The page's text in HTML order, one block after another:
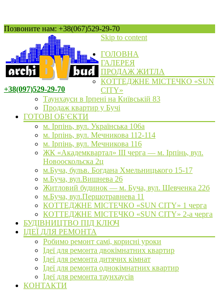
Позвоните нам: +38(067)529-29-70
+38(097)529-29-70
Skip to content
ГОЛОВНА
ГАЛЕРЕЯ
ПРОДАЖ ЖИТЛА
КОТТЕДЖНЕ МІСТЕЧКО «SUN
CITY»
Таунхауси в Ірпені на Київській 83
Продаж квартир у Бучі
ГОТОВІ ОБ’ЄКТИ
м. Ірпінь, вул. Українська 106а
м. Ірпінь, вул. Мечникова 112-114
м. Ірпінь, вул. Мечникова 116
ЖК «Академквартал» III черга — м. Ірпінь, вул.
Новооскольска 2ц
м.Буча, бульв. Богдана Хмельницького 15-17
м.Буча, вул.Вишнева 26
Житловий будинок — м. Буча, вул. Шевченка 22б
м.Буча, вул.Першотравнева 11
КОТТЕДЖНЕ МІСТЕЧКО «SUN CITY» 1 черга
КОТТЕДЖНЕ МІСТЕЧКО «SUN CITY» 2-а черга
БУДІВНИЦТВО ПІД КЛЮЧ
ІДЕЇ ДЛЯ РЕМОНТА
Робимо ремонт самі, корисні уроки
Ідеї для ремонта двокімнатних квартир
Ідеї для ремонта дитячих кімнат
Ідеї для ремонта однокімнатних квартир
Ідеї для ремонта таунхаусів
КОНТАКТИ